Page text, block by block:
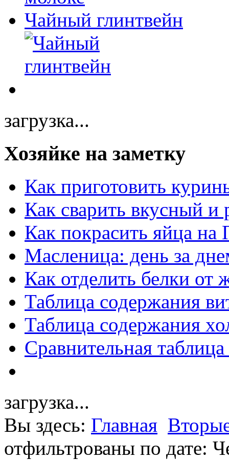
Чайный глинтвейн
загрузка...
Хозяйке на заметку
Как приготовить
Как сварить вкусный и
Как покрасить яйца на
Масленица: день за
Как отделить белки от
Таблица содержания
Таблица содержания
Сравнительная
загрузка...
Вы здесь: Главная
отфильтрованы по дате: